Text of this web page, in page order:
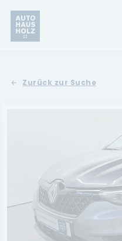
Ford
Land Rover
Renault
Zurück zur Suche